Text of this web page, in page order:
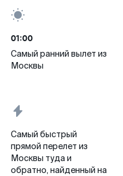
01:00
Самый ранний вылет из
Москвы
Самый быстрый
прямой перелет из
Москвы туда и
обратно, найденный на